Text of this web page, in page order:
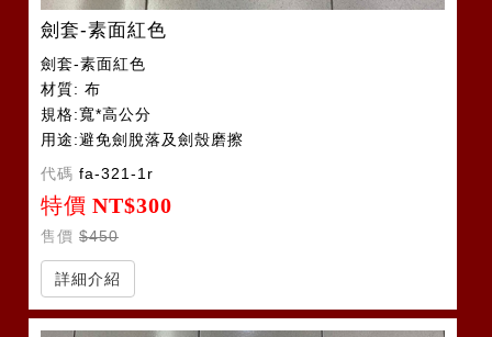
劍套-素面紅色
劍套-素面紅色
材質: 布
規格:寬*高公分
用途:避免劍脫落及劍殼磨擦
代碼 fa-321-1r
特價 NT$300
售價 $450
詳細介紹